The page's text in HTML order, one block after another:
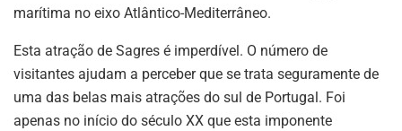
marítima no eixo Atlântico-Mediterrâneo.
Esta atração de Sagres é imperdível. O número de
visitantes ajudam a perceber que se trata seguramente de
uma das belas mais atrações do sul de Portugal. Foi
apenas no início do século XX que esta imponente